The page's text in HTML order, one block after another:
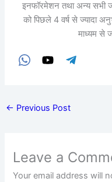
इनफॉरमेशन तथा अन्य सभी
को पिछले 4 वर्ष से ज्यादा
माध्यम से
← Previous Post
Leave a
Your email address will